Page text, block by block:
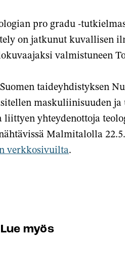
pro gradu -
on jatkunut kuvallisen
valmistuneen
taideyhdistyksen
maskuliinisuuden
yhteydenottoja
Malmitalolla
verkkosivuilta.
Lue myös